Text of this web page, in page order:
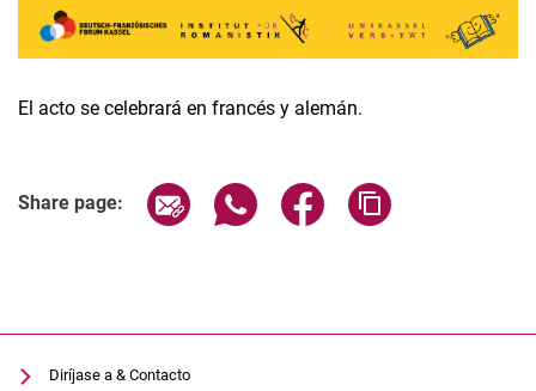
El acto se celebrará en francés y alemán.
Share page: Share page via email
Share page via WhatsApp
Share page via
Diríjase a & Contacto